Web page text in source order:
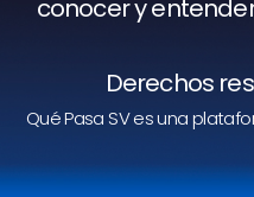
conocer y
Derechos
Qué Pasa SV es una